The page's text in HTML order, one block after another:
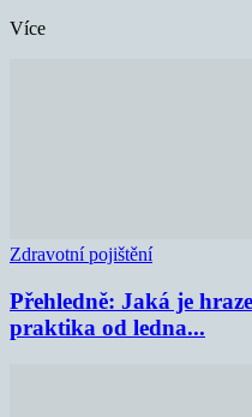
Více
Zdravotní pojištění
Přehledně: Jaká je
praktika od ledna...